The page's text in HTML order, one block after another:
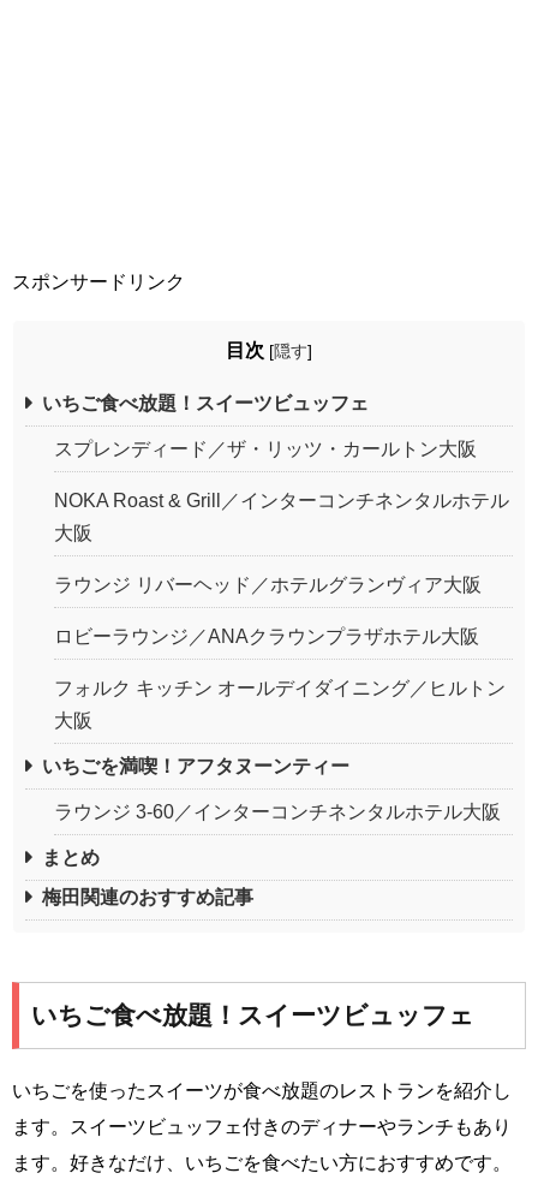
スポンサードリンク
目次 [隠す]
いちご食べ放題！スイーツビュッフェ
スプレンディード／ザ・リッツ・カールトン大阪
NOKA Roast & Grill／インターコンチネンタルホテル
大阪
ラウンジ リバーヘッド／ホテルグランヴィア大阪
ロビーラウンジ／ANAクラウンプラザホテル大阪
フォルク キッチン オールデイダイニング／ヒルトン
大阪
いちごを満喫！アフタヌーンティー
ラウンジ 3-60／インターコンチネンタルホテル大阪
まとめ
梅田関連のおすすめ記事
いちご食べ放題！スイーツビュッフェ
いちごを使ったスイーツが食べ放題のレストランを紹介し
ます。スイーツビュッフェ付きのディナーやランチもあり
ます。好きなだけ、いちごを食べたい方におすすめです。